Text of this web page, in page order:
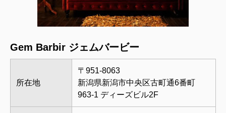
Gem Barbir ジェムバービー
所在地
〒951-8063
新潟県新潟市中央区古町通6番町
963-1 ディーズビル2F